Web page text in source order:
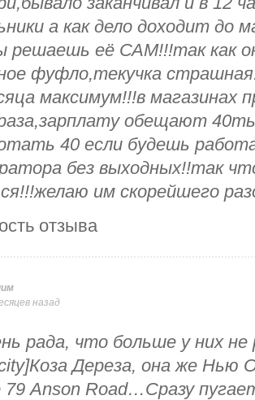
а как дело доходит до
её САМ!!!так как
фуфло,текучка
максимум!!!в магазинах
обещают
40 если будешь
без выходных!!так
им скорейшего
отзыва
назад
рада, что больше у них
Дереза, она же Нью
79 Anson Road…Сразу